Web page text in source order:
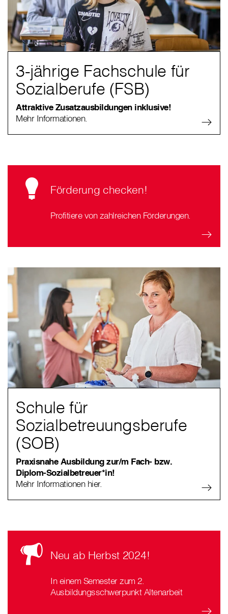
3-jährige Fachschule für
Sozialberufe (FSB)
Attraktive Zusatzausbildungen inklusive!
Mehr Informationen.
Förderung checken!
Profitiere von zahlreichen Förderungen.
Schule für
Sozialbetreuungsberufe
(SOB)
Praxisnahe Ausbildung zur/m Fach- bzw.
Diplom-Sozialbetreuer*in!
Mehr Informationen hier.
Neu ab Herbst 2024!
In einem Semester zum 2.
Ausbildungsschwerpunkt Altenarbeit